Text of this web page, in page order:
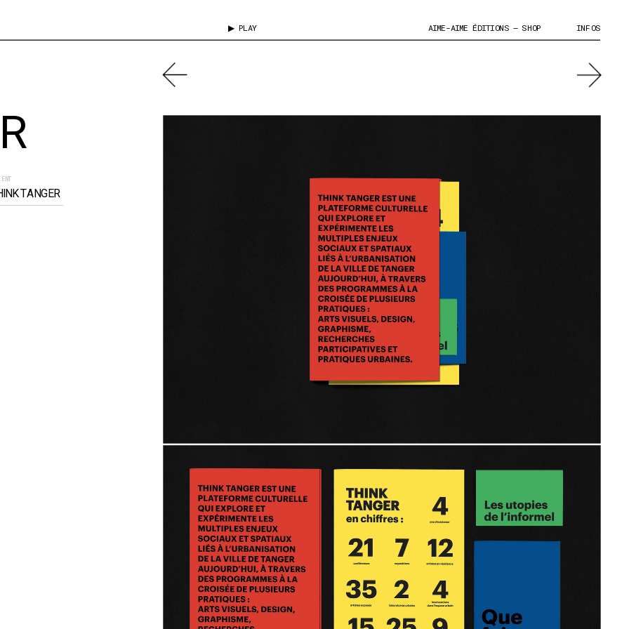
TANGER
INFOS
AIME-AIME ÉDITIONS – SHOP
▶ PLAY